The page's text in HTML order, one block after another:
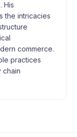
His
the intricacies
commerce.
practices
chain